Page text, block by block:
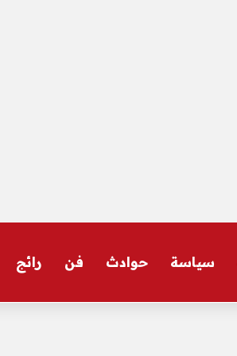
سياسة حوادث فن رائج